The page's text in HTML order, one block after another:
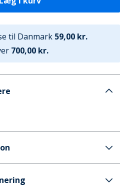
til Danmark 59,00 kr.
700,00 kr.